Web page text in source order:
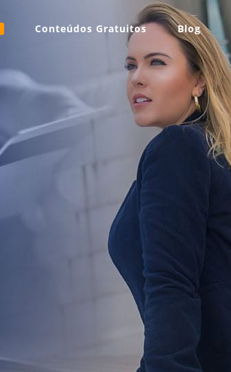
Conteúdos Gratuitos Blog